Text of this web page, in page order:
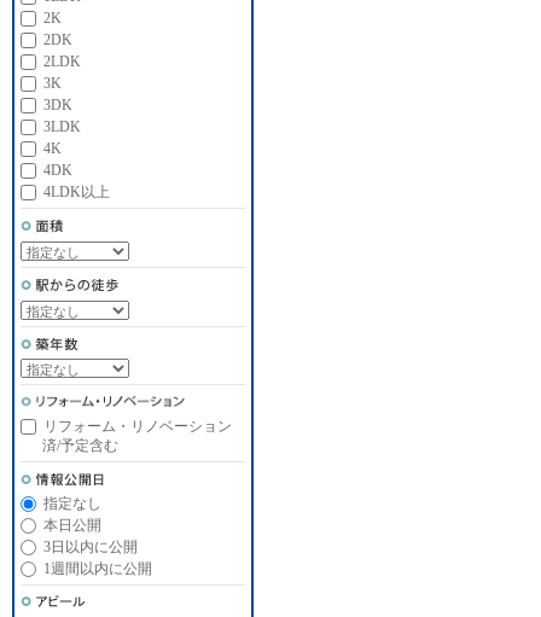
2K
2DK
2LDK
3K
3DK
3LDK
4K
4DK
4LDK以上
リフォーム・リノベーション
済/予定含む
指定なし
本日公開
3日以内に公開
1週間以内に公開